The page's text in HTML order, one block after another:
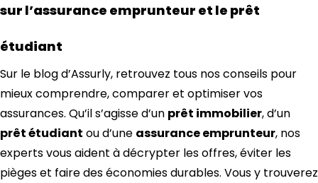
sur l’assurance emprunteur et le prêt
étudiant
Sur le blog d’Assurly, retrouvez tous nos conseils pour
mieux comprendre, comparer et optimiser vos
assurances. Qu’il s’agisse d’un prêt immobilier, d’un
prêt étudiant ou d’une assurance emprunteur, nos
experts vous aident à décrypter les offres, éviter les
pièges et faire des économies durables. Vous y trouverez